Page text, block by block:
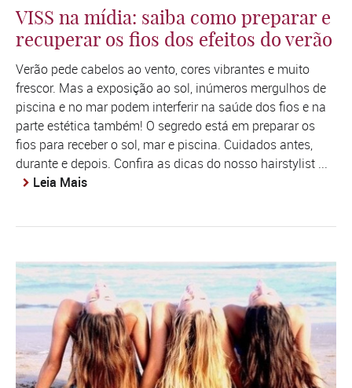
VISS na mídia: saiba como preparar e
recuperar os fios dos efeitos do verão
Verão pede cabelos ao vento, cores vibrantes e muito
frescor. Mas a exposição ao sol, inúmeros mergulhos de
piscina e no mar podem interferir na saúde dos fios e na
parte estética também! O segredo está em preparar os
fios para receber o sol, mar e piscina. Cuidados antes,
durante e depois. Confira as dicas do nosso hairstylist ...
Leia Mais